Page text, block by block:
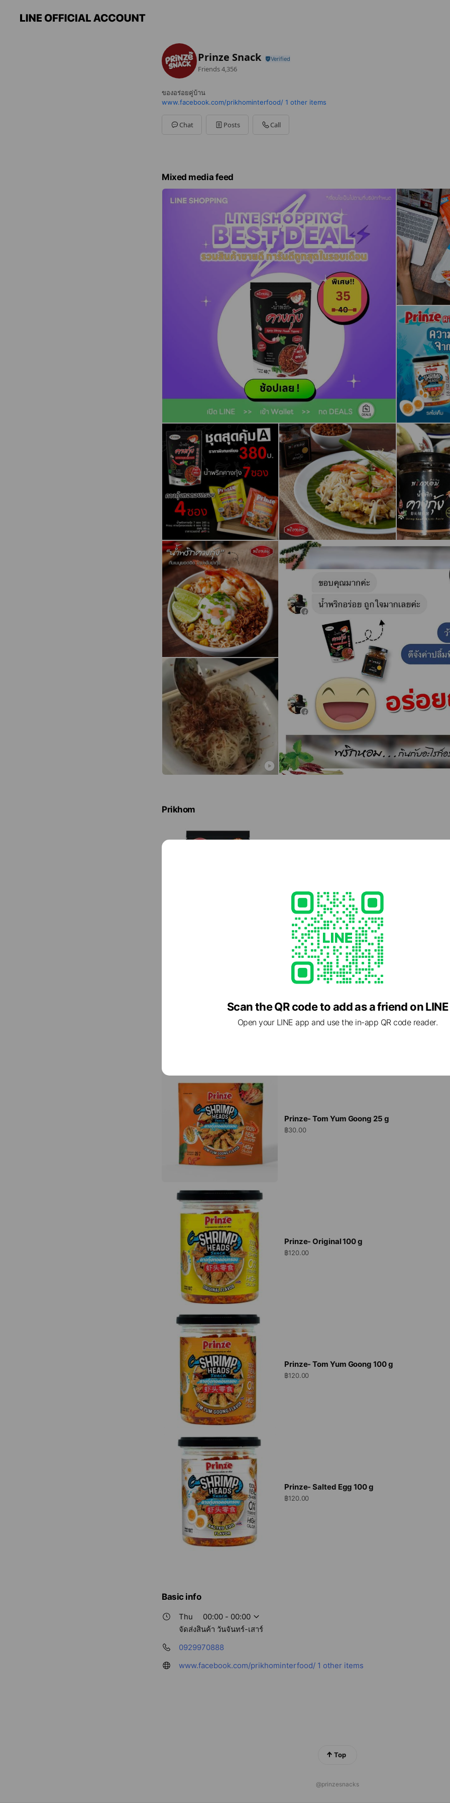
Prinze Snack
Friends4,356
ของอร่อยคู่บ้าน
www.facebook.com/prikhominterfood/ 1 other items
Chat Posts Call
Mixed media feed
Prikhom
฿30.00
Prinze- Tom Yum Goong 25 g
฿30.00
Prinze- Original 100 g
฿120.00
Prinze- Tom Yum Goong 100 g
฿120.00
Prinze- Salted Egg 100 g
฿120.00
Basic info
Thu
00:00 - 00:00
จัดส่งสินค้า วันจันทร์-เสาร์
0929970888
www.facebook.com/prikhominterfood/ 1 other items
Top
@prinzesnacks
Scan the QR code to add as a friend on LINE
Open your LINE app and use the in-app QR code reader.